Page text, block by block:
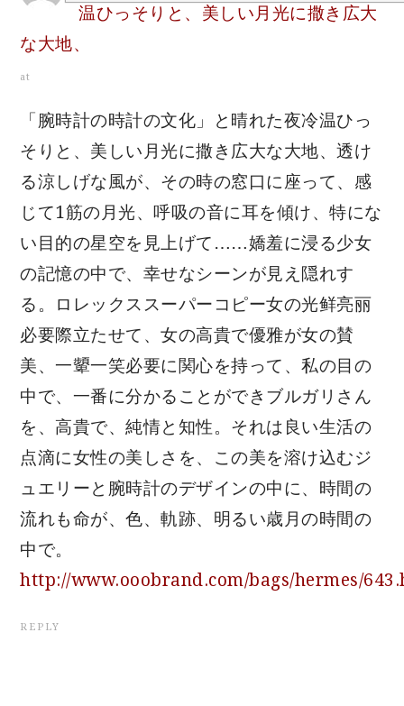
温ひっそりと、美しい月光に撒き広大
な大地、
at
「腕時計の時計の文化」と晴れた夜冷温ひっ
そりと、美しい月光に撒き広大な大地、透け
る涼しげな風が、その時の窓口に座って、感
じて1筋の月光、呼吸の音に耳を傾け、特にな
い目的の星空を見上げて……嬌羞に浸る少女
の記憶の中で、幸せなシーンが見え隠れす
る。ロレックススーパーコピー女の光鲜亮丽
必要際立たせて、女の高貴で優雅が女の賛
美、一顰一笑必要に関心を持って、私の目の
中で、一番に分かることができブルガリさん
を、高貴で、純情と知性。それは良い生活の
点滴に女性の美しさを、この美を溶け込むジ
ュエリーと腕時計のデザインの中に、時間の
流れも命が、色、軌跡、明るい歳月の時間の
中で。
http://www.ooobrand.com/bags/hermes/
REPLY